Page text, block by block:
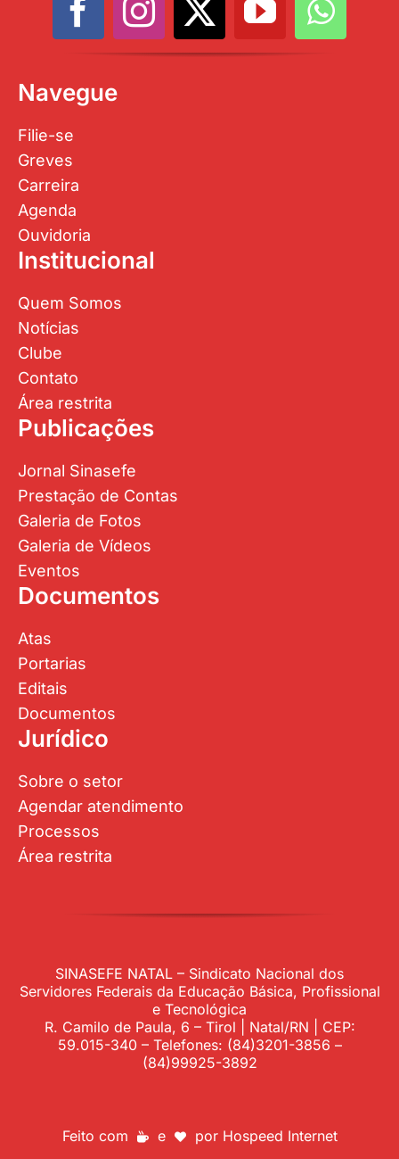
Navegue
Filie-se
Greves
Carreira
Agenda
Ouvidoria
Institucional
Quem Somos
Notícias
Clube
Contato
Área restrita
Publicações
Jornal Sinasefe
Prestação de Contas
Galeria de Fotos
Galeria de Vídeos
Eventos
Documentos
Atas
Portarias
Editais
Documentos
Jurídico
Sobre o setor
Agendar atendimento
Processos
Área restrita
SINASEFE NATAL – Sindicato Nacional dos
Servidores Federais da Educação Básica, Profissional
e Tecnológica
R. Camilo de Paula, 6 – Tirol | Natal/RN | CEP:
59.015-340 – Telefones: (84)3201-3856 –
(84)99925-3892
Feito com e por Hospeed Internet